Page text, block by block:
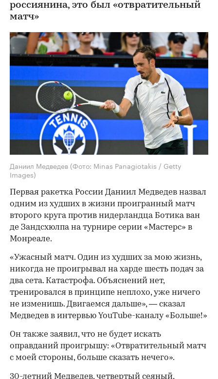
россиянина, это был «отвратительный
матч»
Даниил Медведев (Фото: Minas Panagiotakis / Getty
Images)
Первая ракетка России Даниил Медведев назвал
одним из худших в жизни проигранный матч
второго круга против нидерландца Ботика ван
де Зандсхюлпа на турнире серии «Мастерс» в
Монреале.
«Ужасный матч. Один из худших за мою жизнь,
никогда не проигрывал на харде шесть подач за
два сета. Катастрофа. Объяснений нет,
тренировался в принципе неплохо, уже ничего
не изменишь. Двигаемся дальше», — сказал
Медведев в интервью YouTube-каналу «Больше!»
Он также заявил, что не будет искать
оправданий проигрышу: «Отвратительный матч
с моей стороны, больше сказать нечего».
30-летний Медведев, четвертый сеяный,